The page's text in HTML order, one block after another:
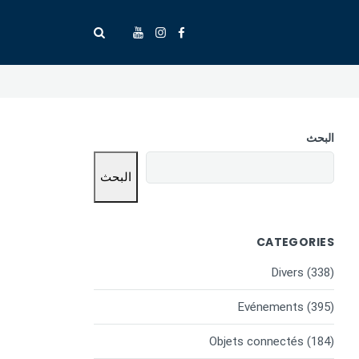
البحث
البحث
CATEGORIES
Divers (338)
Evénements (395)
Objets connectés (184)